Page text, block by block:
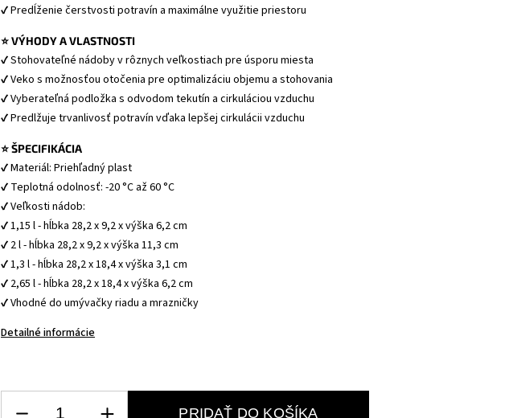
✔ Predĺženie čerstvosti potravín a maximálne využitie priestoru
⭐ VÝHODY A VLASTNOSTI
✔ Stohovateľné nádoby v rôznych veľkostiach pre úsporu miesta
✔ Veko s možnosťou otočenia pre optimalizáciu objemu a stohovania
✔ Vyberateľná podložka s odvodom tekutín a cirkuláciou vzduchu
✔ Predlžuje trvanlivosť potravín vďaka lepšej cirkulácii vzduchu
⭐ ŠPECIFIKÁCIA
✔ Materiál: Priehľadný plast
✔ Teplotná odolnosť: -20 °C až 60 °C
✔ Veľkosti nádob:
✔ 1,15 l - hĺbka 28,2 x 9,2 x výška 6,2 cm
✔ 2 l - hĺbka 28,2 x 9,2 x výška 11,3 cm
✔ 1,3 l - hĺbka 28,2 x 18,4 x výška 3,1 cm
✔ 2,65 l - hĺbka 28,2 x 18,4 x výška 6,2 cm
✔ Vhodné do umývačky riadu a mrazničky
Detailné informácie
PRIDAŤ DO KOŠÍKA